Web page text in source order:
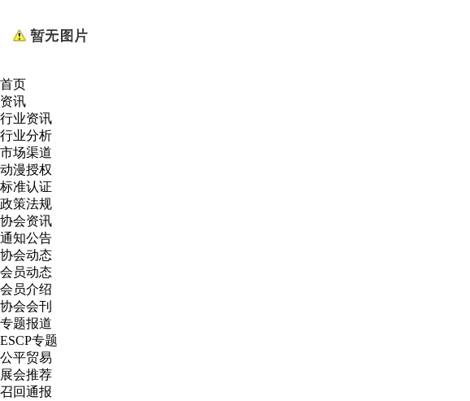
首页
资讯
行业资讯
行业分析
市场渠道
动漫授权
标准认证
政策法规
协会资讯
通知公告
协会动态
会员动态
会员介绍
协会会刊
专题报道
ESCP专题
公平贸易
展会推荐
召回通报